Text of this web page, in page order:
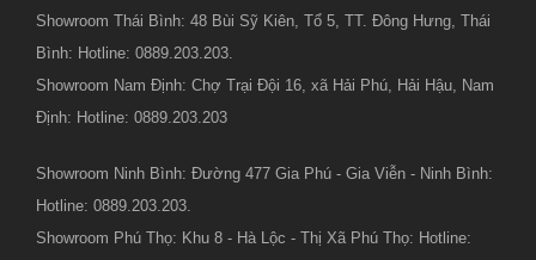
Showroom Thái Bình: 48 Bùi Sỹ Kiên, Tổ 5, TT. Đông Hưng, Thái
Bình: Hotline: 0889.203.203.
Showroom Nam Định: Chợ Trại Đội 16, xã Hải Phú, Hải Hậu, Nam
Định: Hotline: 0889.203.203
Showroom Ninh Bình: Đường 477 Gia Phú - Gia Viễn - Ninh Bình:
Hotline: 0889.203.203.
Showroom Phú Thọ: Khu 8 - Hà Lộc - Thị Xã Phú Thọ: Hotline: